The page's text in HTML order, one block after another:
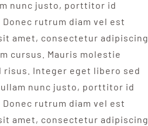
nunc justo, porttitor id
rutrum diam vel est
amet, consectetur adipiscing
cursus. Mauris molestie
risus. Integer eget libero sed
nunc justo, porttitor id
rutrum diam vel est
amet, consectetur adipiscing